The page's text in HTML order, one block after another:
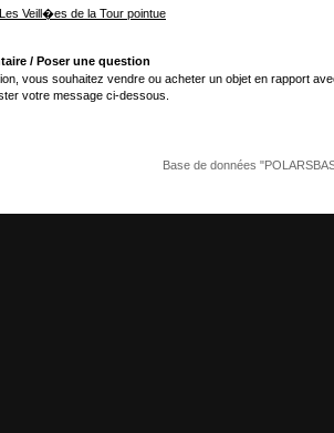
Les Veill�es de la Tour pointue
/ Poser une question
vous souhaitez vendre ou acheter un objet en rapport
votre message ci-dessous.
Base de données